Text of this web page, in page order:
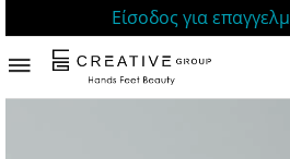
Είσοδος για